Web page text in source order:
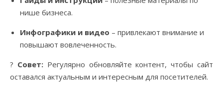
нише бизнеса.
Инфографики и видео – привлекают внимание и
повышают вовлеченность.
? Совет:Регулярно обновляйте контент, чтобы сайт
оставался актуальным и интересным для посетителей.